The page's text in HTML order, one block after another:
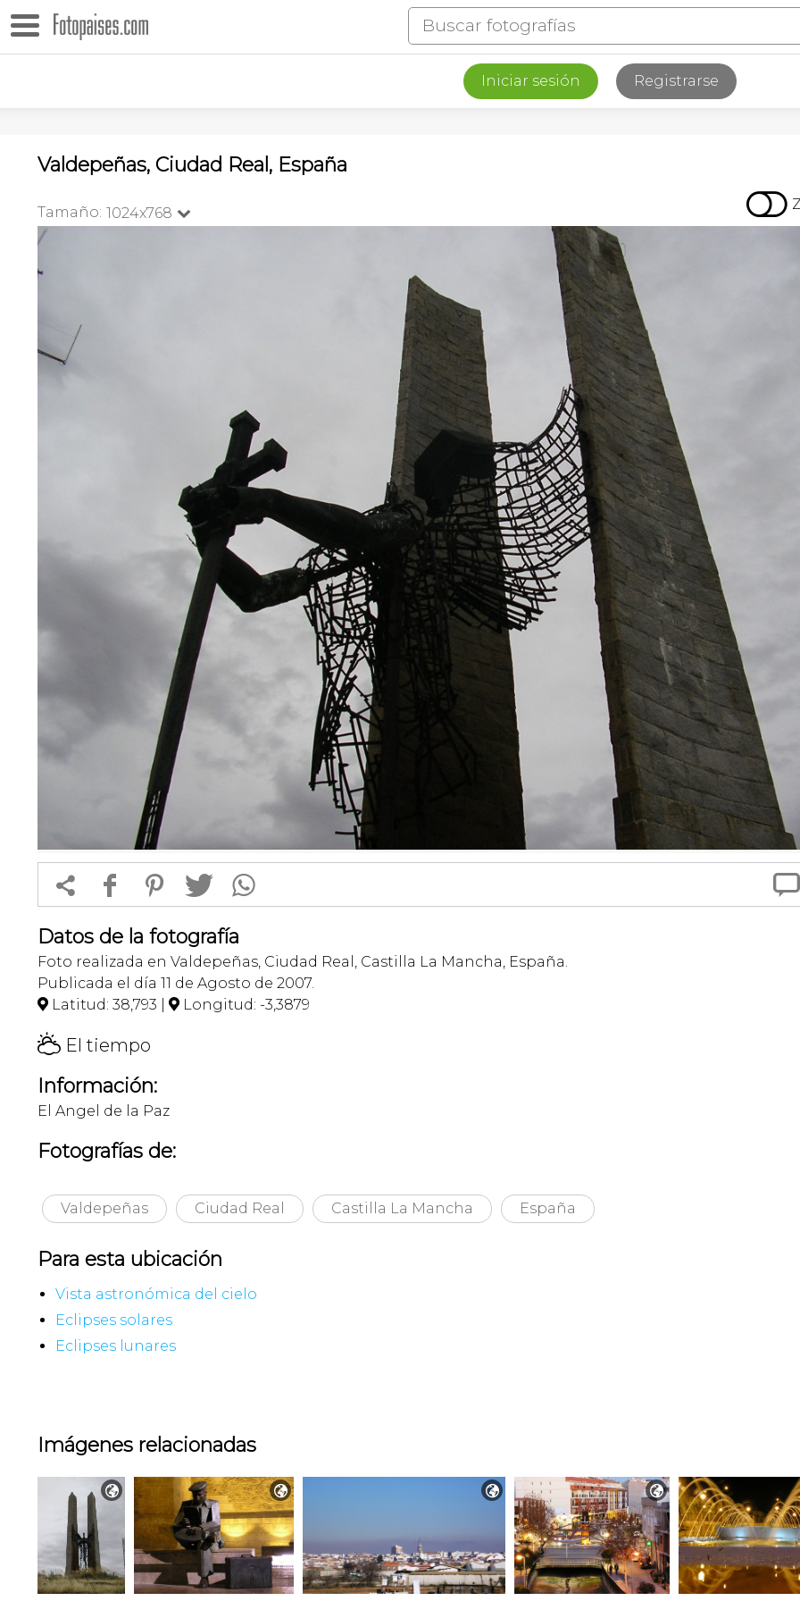
Iniciar sesión Registrarse
Valdepeñas, Ciudad Real, España
Tamaño: 1024x768  
 f 1 T  
Datos de la fotografía
Foto realizada en Valdepeñas, Ciudad Real, Castilla La Mancha, España.
Publicada el día 11 de Agosto de 2007.
 Latitud: 38,793 |  Longitud: -3,3879
H El tiempo
Información:
El Angel de la Paz
Fotografías de:
Valdepeñas Ciudad Real Castilla La Mancha España
Para esta ubicación
Vista astronómica del cielo
Eclipses solares
Eclipses lunares
Imágenes relacionadas
   